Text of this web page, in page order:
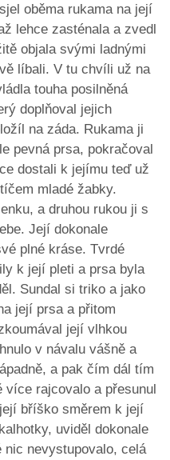
oběma rukama na její
lehce zasténala a zvedl
objala svými ladnými
líbali. V tu chvíli už na
touha posilněná
doplňoval jejich
na záda. Rukama ji
pevná prsa, pokračoval
dostali k jejímu teď už
mladé žabky.
a druhou rukou ji s
Její dokonale
plné kráse. Tvrdé
k její pleti a prsa byla
Sundal si triko a jako
její prsa a přitom
její vlhkou
v návalu vášně a
a pak čím dál tím
rajcovalo a přesunul
bříško směrem k její
uviděl dokonale
nevystupovalo, celá